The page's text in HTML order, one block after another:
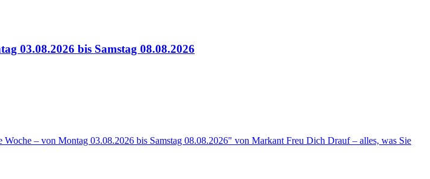
03.08.2026 bis Samstag 08.08.2026
– von Montag 03.08.2026 bis Samstag 08.08.2026" von Markant Freu Dich Drauf – alles, was Sie